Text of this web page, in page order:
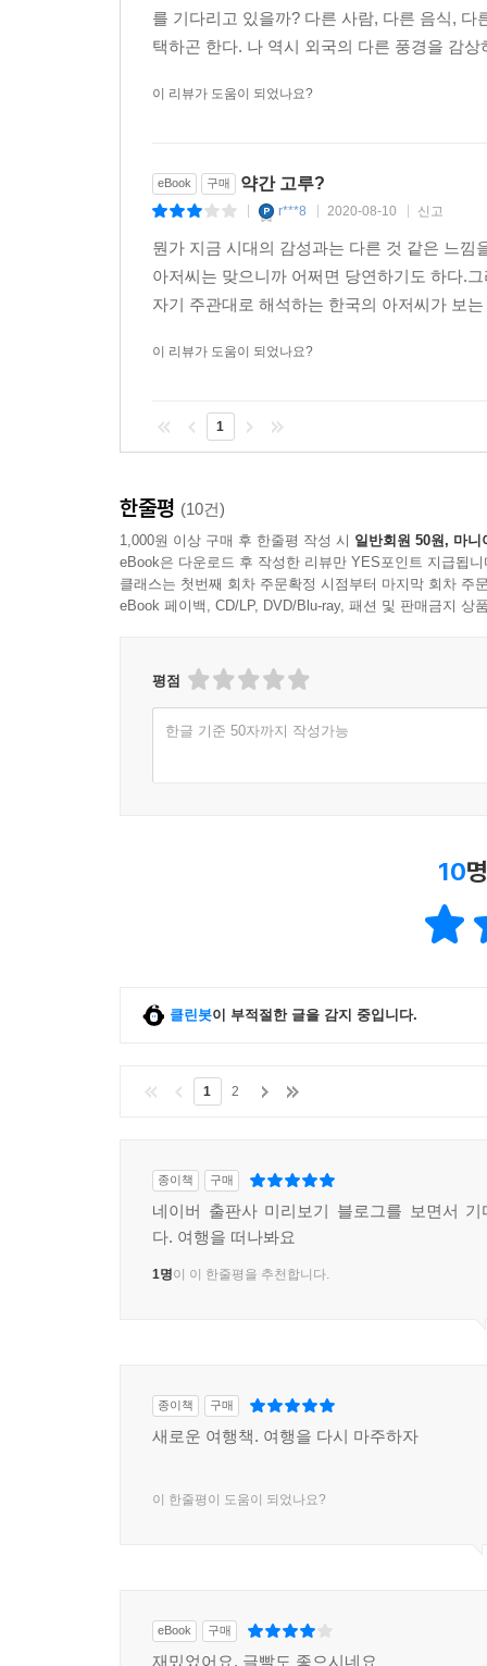
를 기다리고 있을까? 다른 사람, 다른 음식,
택하곤 한다. 나 역시 외국의 다른 풍경을 감
이 리뷰가 도움이 되었나요?
eBook 구매 약간 고루?
r***8 2020-08-10 신고
뭔가 지금 시대의 감성과는 다른 것 같은 느
아저씨는 맞으니까 어쩌면 당연하기도 하다.
자기 주관대로 해석하는 한국의 아저씨가 보
이 리뷰가 도움이 되었나요?
1
한줄평 (10건)
1,000원 이상 구매 후 한줄평 작성 시 일반회원 50원, 마니
eBook은 다운로드 후 작성한 리뷰만 YES포인트 지급됩니
클래스는 첫번째 회차 주문확정 시점부터 마지막 회차 주
eBook 페이백, CD/LP, DVD/Blu-ray, 패션 및 판매금지 상
평점
한글 기준 50자까지 작성가능
10
클린봇이 부적절한 글을 감지 중입니다.
1 2
종이책 구매
네이버 출판사 미리보기 블로그를 보면서 기
다. 여행을 떠나봐요
1명이 이 한줄평을 추천합니다.
종이책 구매
새로운 여행책. 여행을 다시 마주하자
이 한줄평이 도움이 되었나요?
eBook 구매
재밌었어요. 글빨도 좋으시네요